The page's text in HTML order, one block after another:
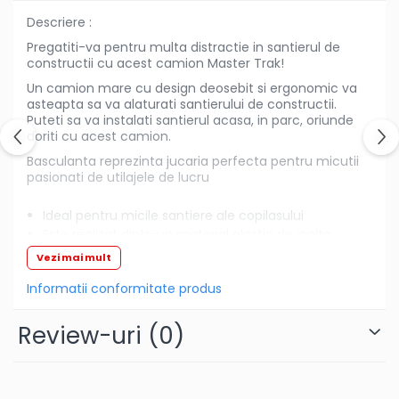
Instrumente muzicale de jucarie
Jocuri de societate
Jucarii de plus
Masinute
Motociclete de jucarie
Papusi
Set joaca doctor
Set joaca gradinarit
Seturi de constructie
Descriere :
Pregatiti-va pentru multa distractie in santierul de
constructii cu acest camion Master Trak!
Un camion mare cu design deosebit si ergonomic va
asteapta sa va alaturati santierului de constructii.
Puteti sa va instalati santierul acasa, in parc, oriunde
doriti cu acest camion.
Basculanta reprezinta jucaria perfecta pentru micutii
pasionati de utilajele de lucru
Ideal pentru micile santiere ale copilasului
calitate si duritate
Basculanta mare de jucarie este prevazuta cu
bena mobila
Rotile din plastic o fac usor de utilizat pe orice
Vezi mai mult
Informatii conformitate produs
Review-uri (0)